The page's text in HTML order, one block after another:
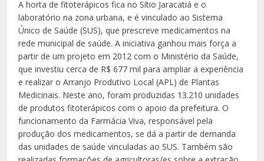
A horta de fitoterápicos fica no Sítio Jaracatiá e o
laboratório na zona urbana, e é vinculado ao Sistema
Único de Saúde (SUS), que prescreve medicamentos na
rede municipal de saúde. A iniciativa ganhou mais força a
partir de um projeto em 2012 com o Ministério da Saúde,
que investiu cerca de R$ 677 mil para ampliar a experiência
e realizar o Arranjo Produtivo Local (APL) de Plantas
Medicinais. Neste ano, foram produzidas 13.210 unidades
de produtos fitoterápicos com o apoio da prefeitura. O
funcionamento da Farmácia Viva, responsável pela
produção dos medicamentos, se dá a partir de demanda
das unidades de saúde vinculadas ao SUS. Também são